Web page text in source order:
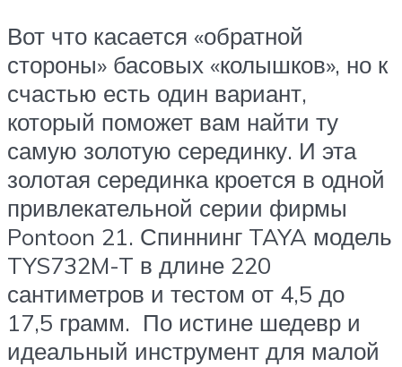
Вот что касается «обратной
стороны» басовых «колышков», но к
счастью есть один вариант,
который поможет вам найти ту
самую золотую серединку. И эта
золотая серединка кроется в одной
привлекательной серии фирмы
Pontoon 21. Спиннинг TAYA модель
TYS732M-T в длине 220
сантиметров и тестом от 4,5 до
17,5 грамм. По истине шедевр и
идеальный инструмент для малой